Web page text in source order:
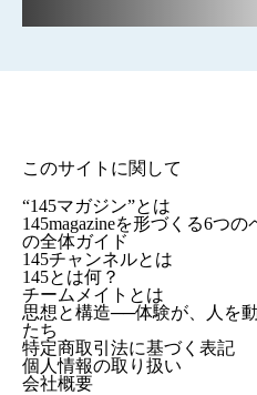
このサイトに関して
“145マガジン”とは
145magazineを形づくる6つ
の全体ガイド
145チャンネルとは
145とは何？
チームメイトとは
思想と構造──体験が、人を
たち
特定商取引法に基づく表記
個人情報の取り扱い
会社概要